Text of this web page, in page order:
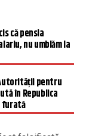
că pensia
nu umblăm la
pentru
în Republica
furată